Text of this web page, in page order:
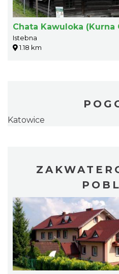
Chata Kawuloka (Kurna
Istebna
1.18 km
Katowice